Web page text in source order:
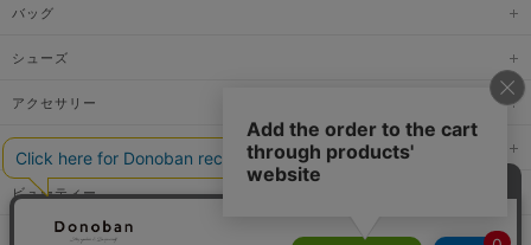
バッグ
シューズ
アクセサリー
ファッショングッズ
ビューティー